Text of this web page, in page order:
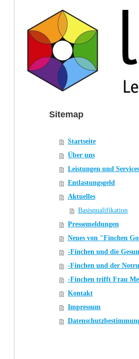
Sitemap
Startseite
Über uns
Leistungen und Services
Entlastungsgeld
Aktuelles
Basisqualifikation
Pressemeldungen
Neues von "Finchen
-Finchen und die
-Finchen und der
-Finchen trifft Frau
Kontakt
Impressum